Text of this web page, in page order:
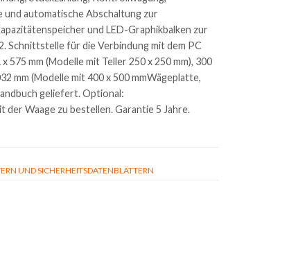
automatische Abschaltung zur
und LED-Graphikbalken zur
Schnittstelle für die Verbindung mit dem PC
575 mm (Modelle mit Teller 250 x 250 mm), 300
mm (Modelle mit 400 x 500 mmWägeplatte,
geliefert. Optional:
Waage zu bestellen. Garantie 5 Jahre.
UND SICHERHEITSDATENBLÄTTERN